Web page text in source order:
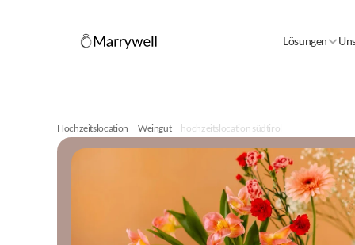
Lösungen
Hochzeitslocation Weingut hochzeitslocation südtirol